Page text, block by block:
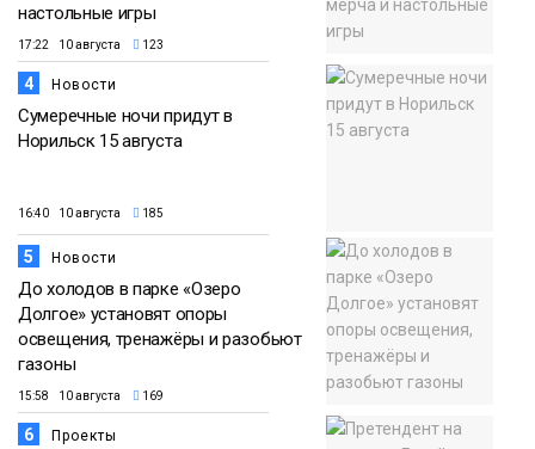
настольные игры
17:22 10 августа 123
4 Новости
Сумеречные ночи придут в
Норильск 15 августа
16:40 10 августа 185
5 Новости
До холодов в парке «Озеро
Долгое» установят опоры
освещения, тренажёры и разобьют
газоны
15:58 10 августа 169
6 Проекты